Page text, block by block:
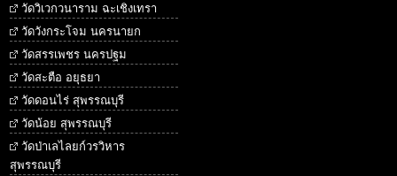
วัดวิเวกวนาราม ฉะเชิงเทรา
วัดวังกระโจม นครนายก
วัดสรรเพชร นครปฐม
วัดสะตือ อยุธยา
วัดดอนไร่ สุพรรณบุรี
วัดน้อย สุพรรณบุรี
วัดป่าเลไลยก์วรวิหาร
สุพรรณบุรี